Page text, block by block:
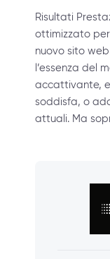
Risultati
ottimizzato
nuovo sito
l’essenza del
accattivante,
soddisfa, o
attuali. Ma